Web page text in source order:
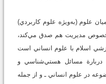
علوم (به‌ويژه علوم کاربردي)
مديريت هم صدق مي‌کند،
اسلام با علوم انساني است
دربارة مسائل هستي‌شناسي و
در علوم انساني ـ و از جمله